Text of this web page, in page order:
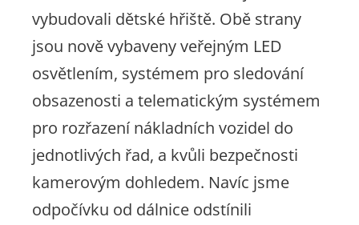
vybudovali dětské hřiště. Obě strany
jsou nově vybaveny veřejným LED
osvětlením, systémem pro sledování
obsazenosti a telematickým systémem
pro rozřazení nákladních vozidel do
jednotlivých řad, a kvůli bezpečnosti
kamerovým dohledem. Navíc jsme
odpočívku od dálnice odstínili